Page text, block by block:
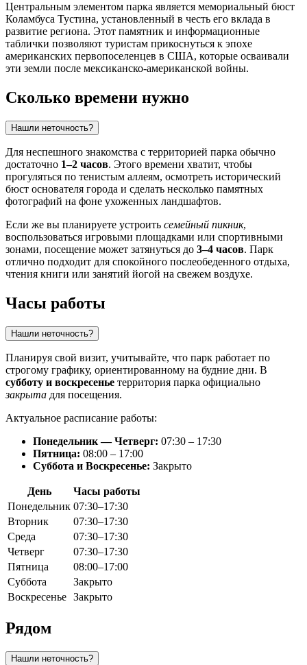
Центральным элементом парка является мемориальный бюст
Коламбуса Тустина, установленный в честь его вклада в
развитие региона. Этот памятник и информационные
таблички позволяют туристам прикоснуться к эпохе
американских первопоселенцев в США, которые осваивали
эти земли после мексиканско-американской войны.
Сколько времени нужно
Нашли неточность?
Для неспешного знакомства с территорией парка обычно
достаточно 1–2 часов. Этого времени хватит, чтобы
прогуляться по тенистым аллеям, осмотреть исторический
бюст основателя города и сделать несколько памятных
фотографий на фоне ухоженных ландшафтов.
Если же вы планируете устроить семейный пикник,
воспользоваться игровыми площадками или спортивными
зонами, посещение может затянуться до 3–4 часов. Парк
отлично подходит для спокойного послеобеденного отдыха,
чтения книги или занятий йогой на свежем воздухе.
Часы работы
Нашли неточность?
Планируя свой визит, учитывайте, что парк работает по
строгому графику, ориентированному на будние дни. В
субботу и воскресенье территория парка официально
закрыта для посещения.
Актуальное расписание работы:
Понедельник — Четверг: 07:30 – 17:30
Пятница: 08:00 – 17:00
Суббота и Воскресенье: Закрыто
День
Часы работы
Понедельник 07:30–17:30
Вторник
07:30–17:30
Среда
07:30–17:30
Четверг
07:30–17:30
Пятница
08:00–17:00
Суббота
Закрыто
Воскресенье Закрыто
Рядом
Нашли неточность?